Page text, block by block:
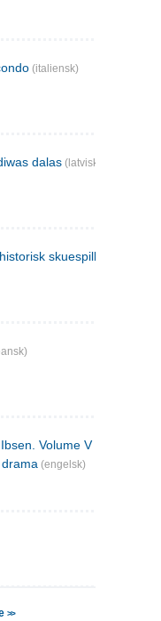
(italiensk)
dalas (latvisk)
skuespill (1873)
Volume V : Emperor
(engelsk)
>>